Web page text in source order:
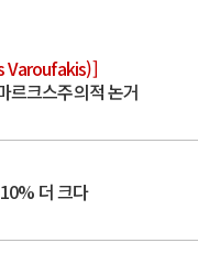
Varoufakis)]
르크스주의적 논거
더 크다